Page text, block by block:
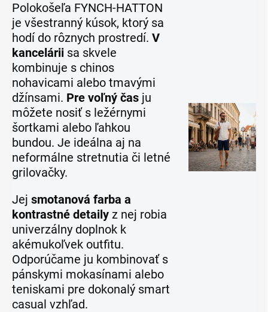
Polokošeľa FYNCH-HATTON
je všestranný kúsok, ktorý sa
hodí do rôznych prostredí. V
kancelárii sa skvele
kombinuje s chinos
nohavicami alebo tmavými
džínsami. Pre voľný čas ju
môžete nosiť s ležérnymi
šortkami alebo ľahkou
bundou. Je ideálna aj na
neformálne stretnutia či letné
grilovačky.
Jej smotanová farba a
kontrastné detaily z nej robia
univerzálny doplnok k
akémukoľvek outfitu.
Odporúčame ju kombinovať s
pánskymi mokasínami alebo
teniskami pre dokonalý smart
casual vzhľad.